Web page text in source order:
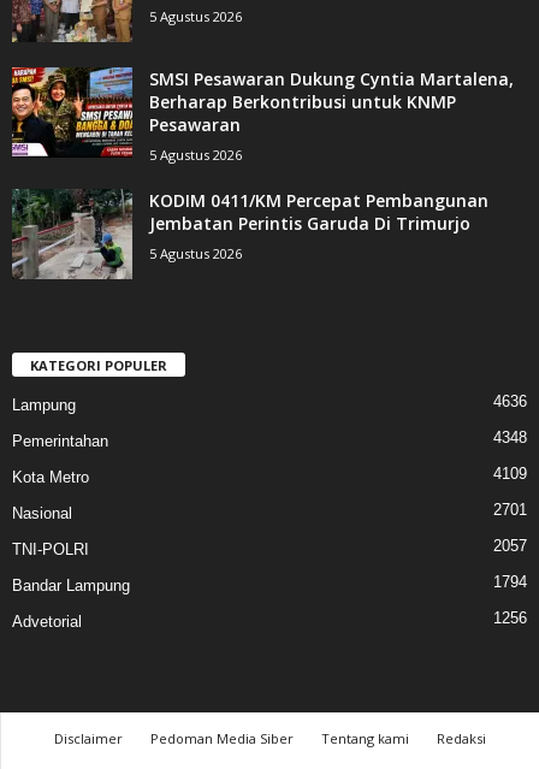
5 Agustus 2026
SMSI Pesawaran Dukung Cyntia Martalena,
Berharap Berkontribusi untuk KNMP
Pesawaran
5 Agustus 2026
KODIM 0411/KM Percepat Pembangunan
Jembatan Perintis Garuda Di Trimurjo
5 Agustus 2026
KATEGORI POPULER
Lampung 4636
Pemerintahan 4348
Kota Metro 4109
Nasional 2701
TNI-POLRI 2057
Bandar Lampung 1794
Advetorial 1256
Disclaimer Pedoman Media Siber Tentang kami
Redaksi